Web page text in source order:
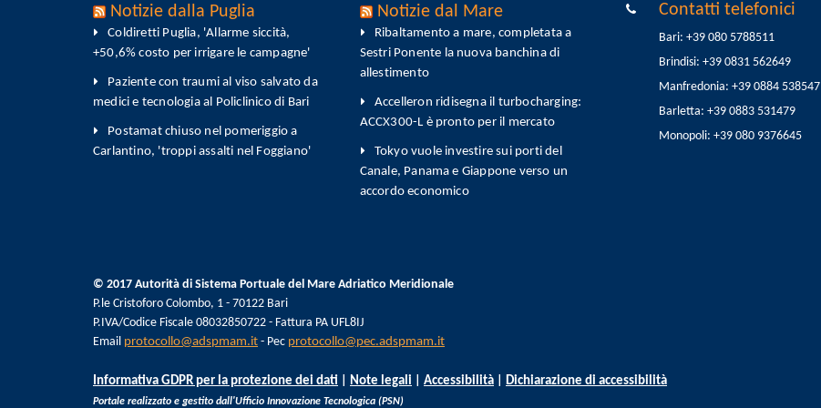
Notizie dalla Puglia
Coldiretti Puglia, 'Allarme siccità,
+50,6% costo per irrigare le campagne'
Paziente con traumi al viso salvato da
medici e tecnologia al Policlinico di Bari
Postamat chiuso nel pomeriggio a
Carlantino, 'troppi assalti nel Foggiano'
Notizie dal Mare
Ribaltamento a mare, completata a
Sestri Ponente la nuova banchina di
allestimento
Accelleron ridisegna il turbocharging:
ACCX300-L è pronto per il mercato
Tokyo vuole investire sui porti del
Canale, Panama e Giappone verso un
accordo economico
Contatti telefonici
Bari: +39 080 5788511
Brindisi: +39 0831 562649
Manfredonia: +39 0884 538547
Barletta: +39 0883 531479
Monopoli: +39 080 9376645
© 2017 Autorità di Sistema Portuale del Mare Adriatico Meridionale
P.le Cristoforo Colombo, 1 - 70122 Bari
P.IVA/Codice Fiscale 08032850722 - Fattura PA UFL8IJ
Email protocollo@adspmam.it - Pec protocollo@pec.adspmam.it
Informativa GDPR per la protezione dei dati Note legali Accessibilità Dichiarazione di accessibilità
Portale realizzato e gestito dall'Ufficio Innovazione Tecnologica (PSN)